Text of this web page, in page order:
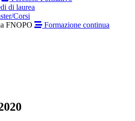
di laurea
Corsi
FNOPO
Formazione continua